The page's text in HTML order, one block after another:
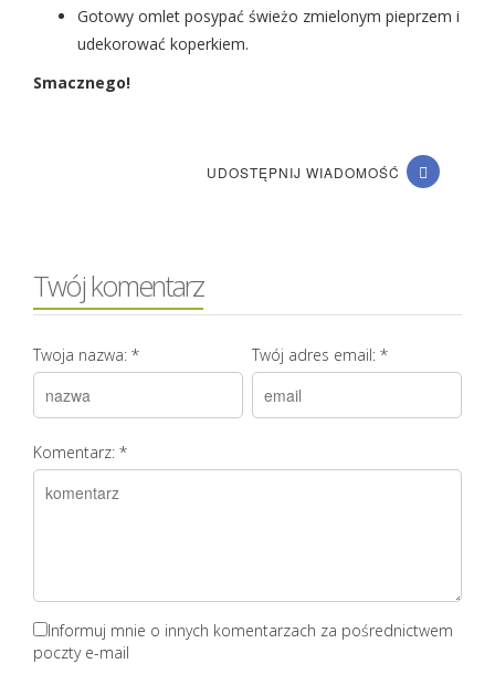
Gotowy omlet posypać świeżo zmielonym pieprzem i
udekorować koperkiem.
Smacznego!
UDOSTĘPNIJ WIADOMOŚĆ
Twój komentarz
Twoja nazwa: * Twój adres email: *
Komentarz: *
Informuj mnie o innych komentarzach za pośrednictwem
poczty e-mail